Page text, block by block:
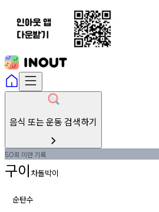
음식 또는 운동 검색하기
50회 미만기록
구이 차돌박이
순탄수